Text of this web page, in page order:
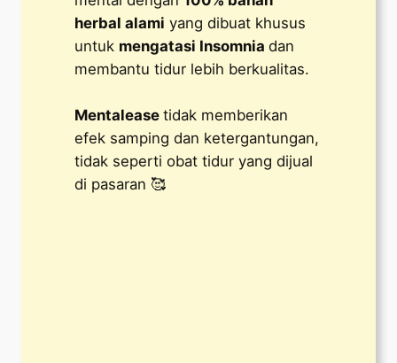
herbal alami yang dibuat khusus
untuk mengatasi Insomnia dan
membantu tidur lebih berkualitas.
Mentalease tidak memberikan
efek samping dan ketergantungan,
tidak seperti obat tidur yang dijual
di pasaran 🥰